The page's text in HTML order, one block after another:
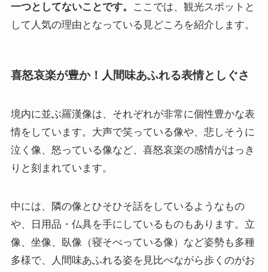
一つとしてないことです。
ここでは、観光スポットと
して人気の理由となっている見どころを紹介します。
喜怒哀楽が豊か！人間味あふれる表情としぐさ
境内に並ぶ羅漢像は、それぞれが非常に個性豊かな表
情をしています。大声で笑っている像や、悲しそうに
泣く像、怒っている像など、喜怒哀楽の感情がはっき
りと刻まれています。
中には、隣の像とひそひそ話をしているようなもの
や、日用品・仏具を手にしているものもあります。立
像、坐像、臥像（寝そべっている像）など姿勢も多種
多様で、人間味あふれる姿を見比べながら歩くのがお